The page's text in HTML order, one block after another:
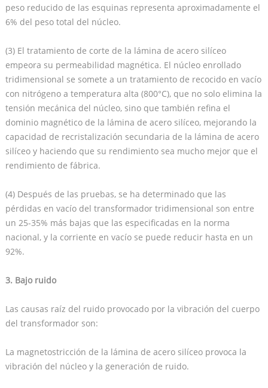
peso reducido de las esquinas representa aproximadamente el
6% del peso total del núcleo.
(3) El tratamiento de corte de la lámina de acero silíceo
empeora su permeabilidad magnética. El núcleo enrollado
tridimensional se somete a un tratamiento de recocido en vacío
con nitrógeno a temperatura alta (800°C), que no solo elimina la
tensión mecánica del núcleo, sino que también refina el
dominio magnético de la lámina de acero silíceo, mejorando la
capacidad de recristalización secundaria de la lámina de acero
silíceo y haciendo que su rendimiento sea mucho mejor que el
rendimiento de fábrica.
(4) Después de las pruebas, se ha determinado que las
pérdidas en vacío del transformador tridimensional son entre
un 25-35% más bajas que las especificadas en la norma
nacional, y la corriente en vacío se puede reducir hasta en un
92%.
3. Bajo ruido
Las causas raíz del ruido provocado por la vibración del cuerpo
del transformador son:
La magnetostricción de la lámina de acero silíceo provoca la
vibración del núcleo y la generación de ruido.